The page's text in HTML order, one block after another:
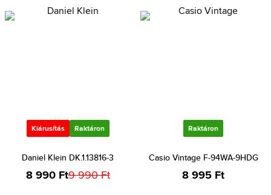
Kiárusítás Raktáron
Daniel Klein DK.1.13816-3
8 990 Ft9 990 Ft
Raktáron
Casio Vintage F-94WA-9HDG
8 995 Ft